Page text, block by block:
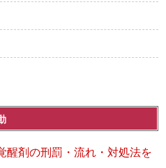
醒剤の刑罰・流れ・対処法を